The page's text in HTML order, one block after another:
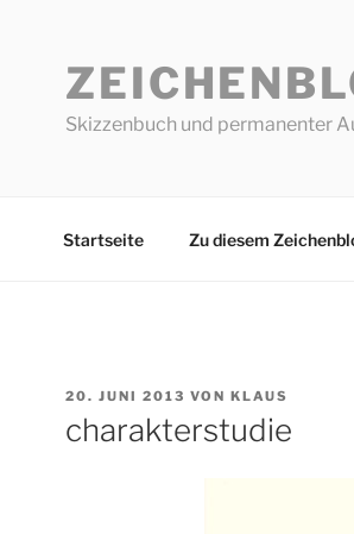
Skizzenbuch und permanenter
Startseite Zu diesem
VERÖFFENTLICHT
AM
20. JUNI 2013 VON KLAUS
charakterstudie